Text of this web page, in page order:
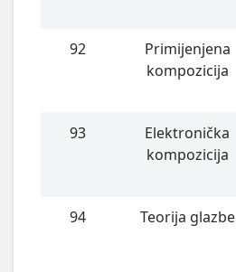
92
Primijenjena
kompozicija
93
Elektronička
kompozicija
94 Teorija glazbe